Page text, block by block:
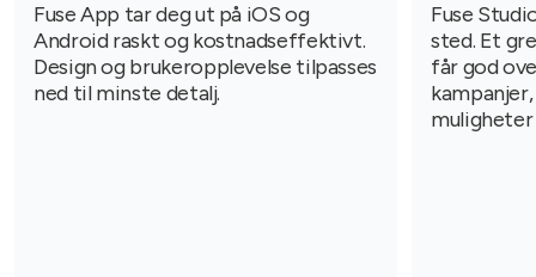
Fuse App tar deg ut på iOS og
Android raskt og kostnadseffektivt.
Design og brukeropplevelse tilpasses
ned til minste detalj.
Fuse
sted. Et
får god
muligheter